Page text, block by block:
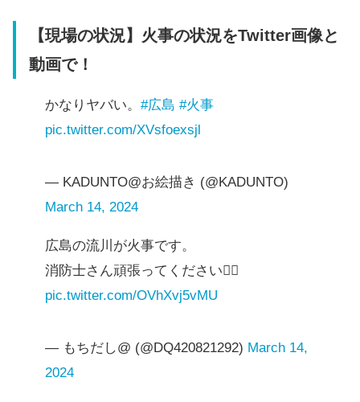
【現場の状況】火事の状況をTwitter画像と
動画で！
かなりヤバい。 #広島 #火事
pic.twitter.com/XVsfoexsjl
— KADUNTO@お絵描き (@KADUNTO)
March 14, 2024
広島の流川が火事です。
消防士さん頑張ってください🙇‍♂️
pic.twitter.com/OVhXvj5vMU
— もちだし@ (@DQ420821292) March 14,
2024